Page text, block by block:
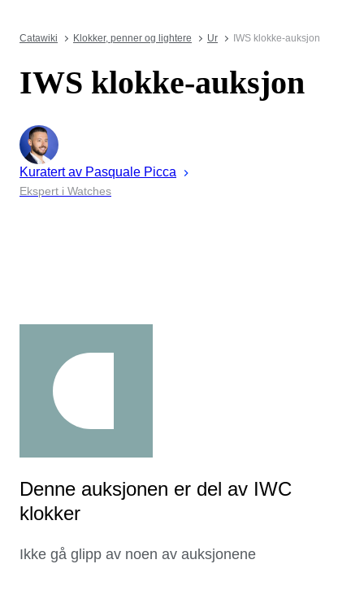
Catawiki Klokker, penner og lightere Ur IWS klokke-auksjon
IWS klokke-auksjon
Kuratert av Pasquale Picca
Ekspert i Watches
Denne auksjonen er del av IWC
klokker
Ikke gå glipp av noen av auksjonene